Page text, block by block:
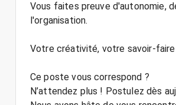
Vous faites preuve d'autonomie,
l'organisation.
Votre créativité, votre savoir-
Ce poste vous correspond ?
N’attendez plus ! Postulez dès